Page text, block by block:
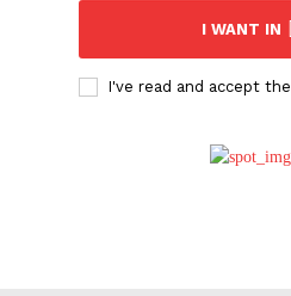
I WANT IN
I've read and accept the